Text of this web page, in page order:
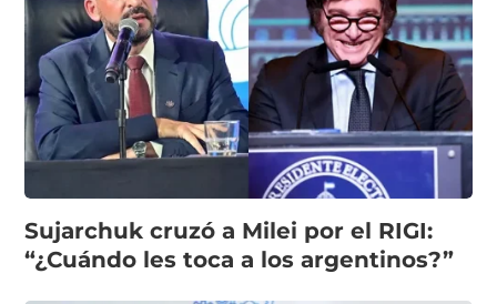
Sujarchuk cruzó a Milei por el RIGI:
“¿Cuándo les toca a los argentinos?”